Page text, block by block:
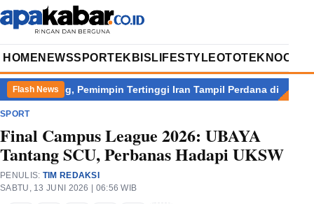
HOME NEWSSPORT EKBIS LIFESTYLEOTOTEKNOOPINI
Flash News
Pemimpin Tertinggi Iran Tampil Perdana di Publik Laba di
SPORT
Final Campus League 2026: UBAYA
Tantang SCU, Perbanas Hadapi UKSW
PENULIS: TIM REDAKSI
SABTU, 13 JUNI 2026 | 06:56 WIB